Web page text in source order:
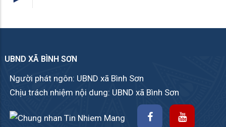
UBND XÃ BÌNH SƠN
Người phát ngôn: UBND xã Bình Sơn
Chịu trách nhiệm nội dung: UBND xã Bình Sơn